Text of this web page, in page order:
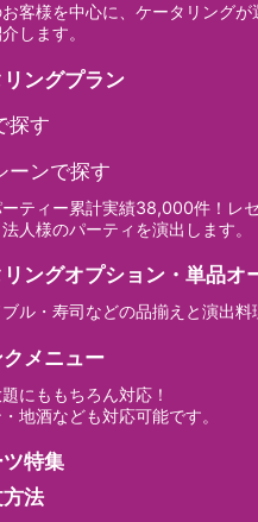
客様を中心に、ケータリングが
します。
ングプラン
探す
ーンで探す
ティー累計実績38,000件！レ
人様のパーティを演出します。
ングオプション・単品オ
ル・寿司などの品揃えと演出料
メニュー
にももちろん対応！
地酒なども対応可能です。
特集
法